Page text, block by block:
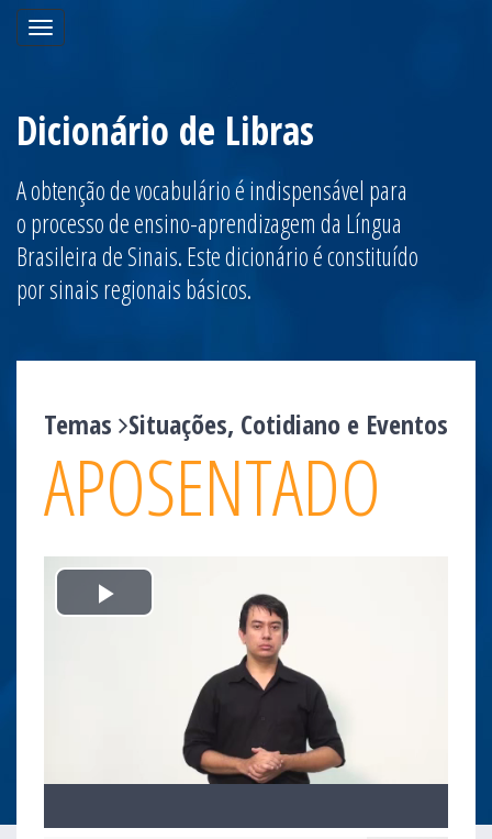
Toggle
navigation
Dicionário de Libras
A obtenção de vocabulário é indispensável para
o processo de ensino-aprendizagem da Língua
Brasileira de Sinais. Este dicionário é constituído
por sinais regionais básicos.
Temas Situações, Cotidiano e Eventos
APOSENTADO
Play